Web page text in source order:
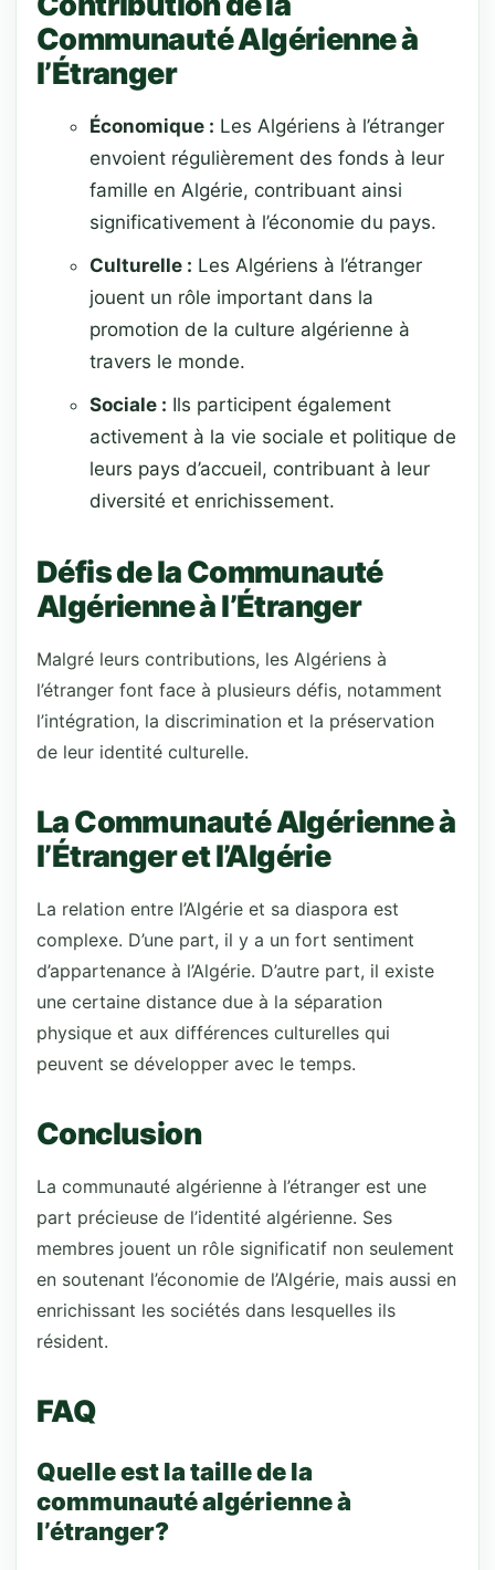
Communauté Algérienne à
l’Étranger
Économique : Les Algériens à l’étranger
envoient régulièrement des fonds à leur
famille en Algérie, contribuant ainsi
significativement à l’économie du pays.
Culturelle : Les Algériens à l’étranger
jouent un rôle important dans la
promotion de la culture algérienne à
travers le monde.
Sociale : Ils participent également
activement à la vie sociale et politique de
leurs pays d’accueil, contribuant à leur
diversité et enrichissement.
Défis de la Communauté
Algérienne à l’Étranger
Malgré leurs contributions, les Algériens à
l’étranger font face à plusieurs défis, notamment
l’intégration, la discrimination et la préservation
de leur identité culturelle.
La Communauté Algérienne à
l’Étranger et l’Algérie
La relation entre l’Algérie et sa diaspora est
complexe. D’une part, il y a un fort sentiment
d’appartenance à l’Algérie. D’autre part, il existe
une certaine distance due à la séparation
physique et aux différences culturelles qui
peuvent se développer avec le temps.
Conclusion
La communauté algérienne à l’étranger est une
part précieuse de l’identité algérienne. Ses
membres jouent un rôle significatif non seulement
en soutenant l’économie de l’Algérie, mais aussi en
enrichissant les sociétés dans lesquelles ils
résident.
FAQ
Quelle est la taille de la
communauté algérienne à
l’étranger?